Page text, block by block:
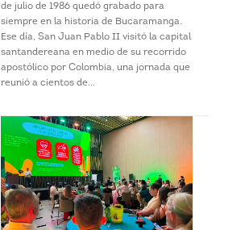
de julio de 1986 quedó grabado para
siempre en la historia de Bucaramanga.
Ese día, San Juan Pablo II visitó la capital
santandereana en medio de su recorrido
apostólico por Colombia, una jornada que
reunió a cientos de...